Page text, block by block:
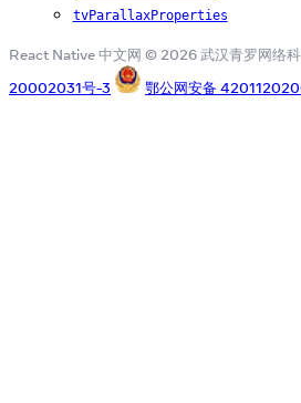
tvParallaxProperties
React Native 中文网 © 2026 武汉青罗网络
20002031号-3
鄂公网安备